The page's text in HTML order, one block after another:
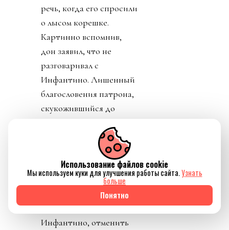
речь, когда его спросили
о лысом корешке.
Картинно вспомнив,
дон заявил, что не
разговаривал с
Инфантино. Лишенный
благословения патрона,
скукожившийся до
Джанни, скуля, начал
репостить копирующие
текст друг друга посты
федераций,
приветствовавших
решение его,
Инфантино, отменить
Использование файлов cookie
Мы используем куки для улучшения работы сайта.Узнать
больше
Понятно